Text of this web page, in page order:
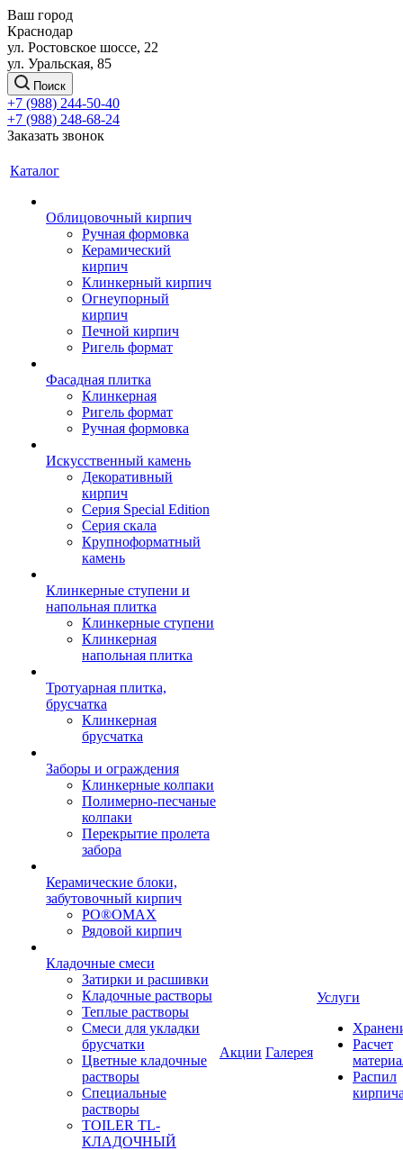
Ваш город
Краснодар
ул. Ростовское шоссе, 22
ул. Уральская, 85
Поиск
+7 (988) 244-50-40
+7 (988) 248-68-24
Заказать звонок
Каталог
Облицовочный кирпич
Ручная формовка
Керамический
кирпич
Клинкерный кирпич
Огнеупорный
кирпич
Печной кирпич
Ригель формат
Фасадная плитка
Клинкерная
Ригель формат
Ручная формовка
Искусственный камень
Декоративный
кирпич
Серия Special Edition
Серия скала
Крупноформатный
камень
Клинкерные ступени и
напольная плитка
Клинкерные ступени
Клинкерная
напольная плитка
Тротуарная плитка,
брусчатка
Клинкерная
брусчатка
Заборы и ограждения
Клинкерные колпаки
Полимерно-песчаные
колпаки
Перекрытие пролета
забора
Керамические блоки,
забутовочный кирпич
PO®OMAX
Рядовой кирпич
Кладочные смеси
Затирки и расшивки
Кладочные растворы
Теплые растворы
Смеси для укладки
брусчатки
Цветные кладочные
растворы
Специальные
растворы
TOILER TL-
КЛАДОЧНЫЙ
Акции Галерея
Услуги
Расчет
Распил